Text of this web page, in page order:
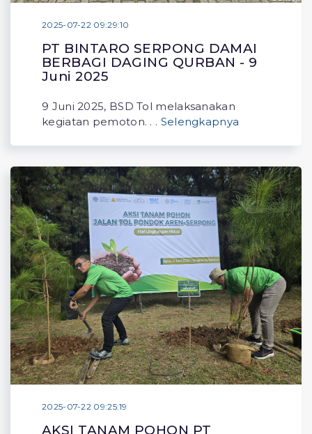
2025-07-22 09:29:10
PT BINTARO SERPONG DAMAI
BERBAGI DAGING QURBAN - 9
Juni 2025
9 Juni 2025, BSD Tol melaksanakan
kegiatan pemoton. . . Selengkapnya
2025-07-22 09:25:19
AKSI TANAM POHON PT